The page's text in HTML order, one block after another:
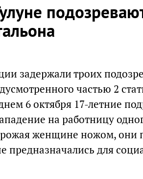
задержали троих
частью 2
6 октября 17-летние
на работницу
женщине ножом, они
предназначались для